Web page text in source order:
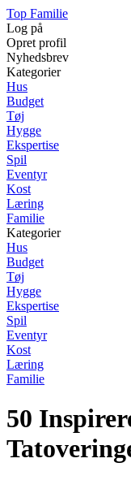
Top Familie
Log på
Opret profil
Nyhedsbrev
Kategorier
Hus
Budget
Tøj
Hygge
Ekspertise
Spil
Eventyr
Kost
Læring
Familie
Kategorier
Hus
Budget
Tøj
Hygge
Ekspertise
Spil
Eventyr
Kost
Læring
Familie
50